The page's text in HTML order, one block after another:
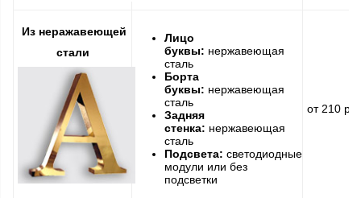
Из неражавеющей
стали
Лицо
буквы: нержавеющая
сталь
Борта
буквы: нержавеющая
сталь
Задняя
стенка: нержавеющая
сталь
Подсвета: светодиодные
модули или без
подсветки
от 210